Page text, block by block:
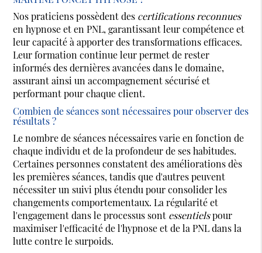
Nos praticiens possèdent des certifications reconnues
en hypnose et en PNL, garantissant leur compétence et
leur capacité à apporter des transformations efficaces.
Leur formation continue leur permet de rester
informés des dernières avancées dans le domaine,
assurant ainsi un accompagnement sécurisé et
performant pour chaque client.
Combien de séances sont nécessaires pour observer des
résultats ?
Le nombre de séances nécessaires varie en fonction de
chaque individu et de la profondeur de ses habitudes.
Certaines personnes constatent des améliorations dès
les premières séances, tandis que d'autres peuvent
nécessiter un suivi plus étendu pour consolider les
changements comportementaux. La régularité et
l'engagement dans le processus sont essentielspour
maximiser l'efficacité de l'hypnose et de la PNL dans la
lutte contre le surpoids.